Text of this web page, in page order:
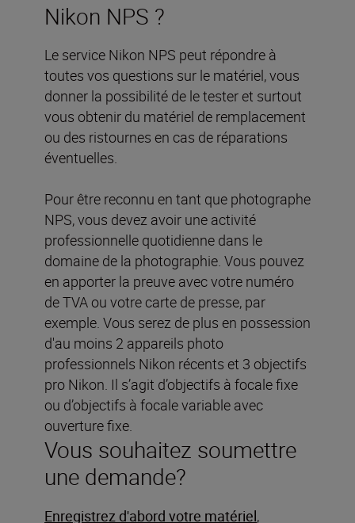
Nikon NPS ?
Le service Nikon NPS peut répondre à
toutes vos questions sur le matériel, vous
donner la possibilité de le tester et surtout
vous obtenir du matériel de remplacement
ou des ristournes en cas de réparations
éventuelles.
Pour être reconnu en tant que photographe
NPS, vous devez avoir une activité
professionnelle quotidienne dans le
domaine de la photographie. Vous pouvez
en apporter la preuve avec votre numéro
de TVA ou votre carte de presse, par
exemple. Vous serez de plus en possession
d'au moins 2 appareils photo
professionnels Nikon récents et 3 objectifs
pro Nikon. Il s’agit d’objectifs à focale fixe
ou d’objectifs à focale variable avec
ouverture fixe.
Vous souhaitez soumettre
une demande?
Enregistrez d'abord votre matériel,